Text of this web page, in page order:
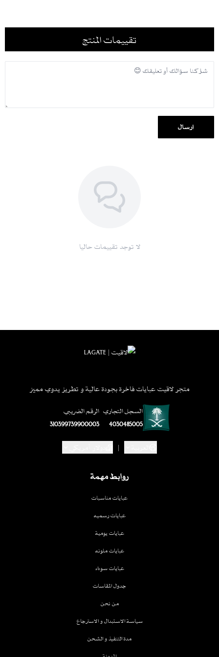
لماذا تختارين عباية بشت؟
تمنحكِ إطلالة راقية تعكس التراث النجدي بأناقة عصرية
مصنوعة من قماش اللينين الفاخر الذي يوفر راحة ونعومة فائقة
تصميم واسع يناسب جميع الأذواق ويضفي لمسة فخامة على إطلالتكِ
استخدمي الكي بالبخار للحفاظ على شكل العباية وانسيابيتها
احفظيها بعناية بعيدًا عن الرطوبة لضمان بقائها بحالتها المثالية
مزايا الشراء من متجر لاقيت
خدمة شحن موثوقة وسريعة إلى جميع مناطق المملكة
تشمل الدفع عند الاستلام، تابي، تمارا، والتحويل البنكي
دعم متواصل لضمان تجربة تسوق سلسلة ومرضية
لا تفوتي فرصة امتلاك عبايه بشت الفاخرة أضيفيها إلى عربة التسوق الآن
تقييمات المنتج
إرسال
لا توجد تقييمات حاليا
روابط مهمة
عبايات مناسبات
عبايات رسميه
عبايات يومية
عبايات ملونه
عبايات سوداء
جدول المقاسات
من نحن
سياسة الاستبدال و الاسترجاع
مدة التنفيذ و الشحن
متجر لاقيت عبايات فاخرة بجودة عالية و تطريز يدوي مميز
السجل التجاري
4030485005
الرقم الضريبي
310399739900003
|